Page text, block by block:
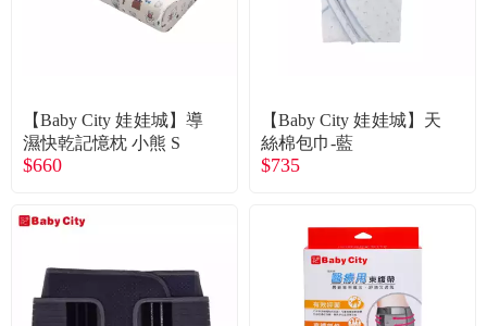
【Baby City 娃娃城】導
濕快乾記憶枕 小熊 S
$660
【Baby City 娃娃城】天
絲棉包巾-藍
$735